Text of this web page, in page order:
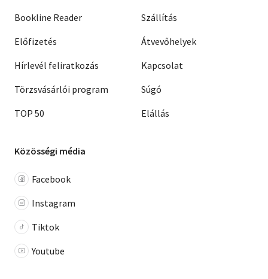
Bookline Reader
Előfizetés
Hírlevél feliratkozás
Törzsvásárlói program
TOP 50
Szállítás
Átvevőhelyek
Kapcsolat
Súgó
Elállás
Közösségi média
Facebook
Instagram
Tiktok
Youtube